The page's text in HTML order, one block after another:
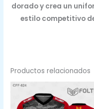
dorado y crea un
estilo competitivo
Productos relacionados